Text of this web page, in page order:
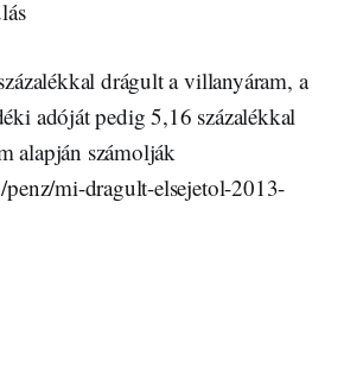
drágult a villanyáram, a
adóját pedig 5,16 százalékkal
alapján számolják
mi-dragult-elsejetol-2013-